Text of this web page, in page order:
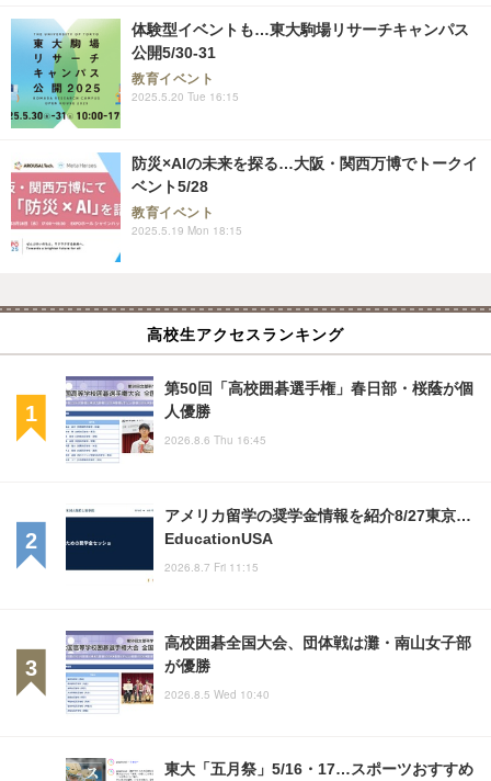
体験型イベントも…東大駒場リサーチキャンパス
公開5/30-31
教育イベント
2025.5.20 Tue 16:15
防災×AIの未来を探る…大阪・関西万博でトークイ
ベント5/28
教育イベント
2025.5.19 Mon 18:15
高校生アクセスランキング
第50回「高校囲碁選手権」春日部・桜蔭が個
人優勝
2026.8.6 Thu 16:45
アメリカ留学の奨学金情報を紹介8/27東京…
EducationUSA
2026.8.7 Fri 11:15
高校囲碁全国大会、団体戦は灘・南山女子部
が優勝
2026.8.5 Wed 10:40
東大「五月祭」5/16・17…スポーツおすすめ